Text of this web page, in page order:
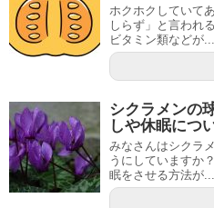
ホクホクしていて
しらず」と言われ
ビタミン類などが...
シクラメンの
しや休眠につ
みなさんはシクラ
うにしていますか
眠をさせる方法が...